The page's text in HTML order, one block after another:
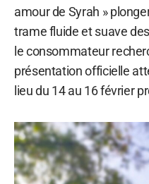
amour de Syrah »
trame fluide et suave
le consommateur
présentation officielle
lieu du 14 au 16 février